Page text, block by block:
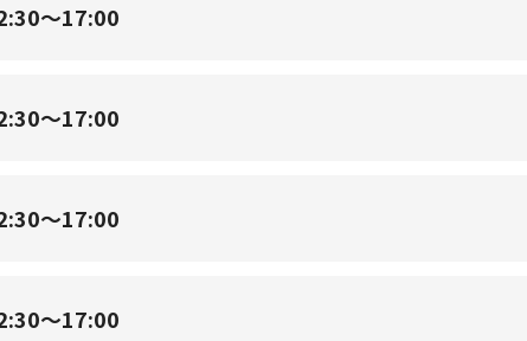
～17:00
～17:00
～17:00
～17:00